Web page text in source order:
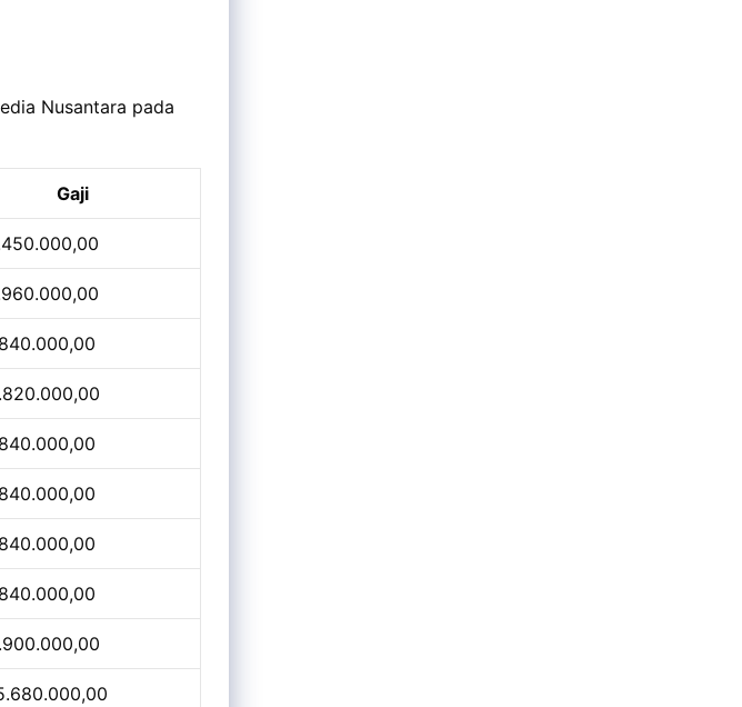
Nusantara pada
Gaji